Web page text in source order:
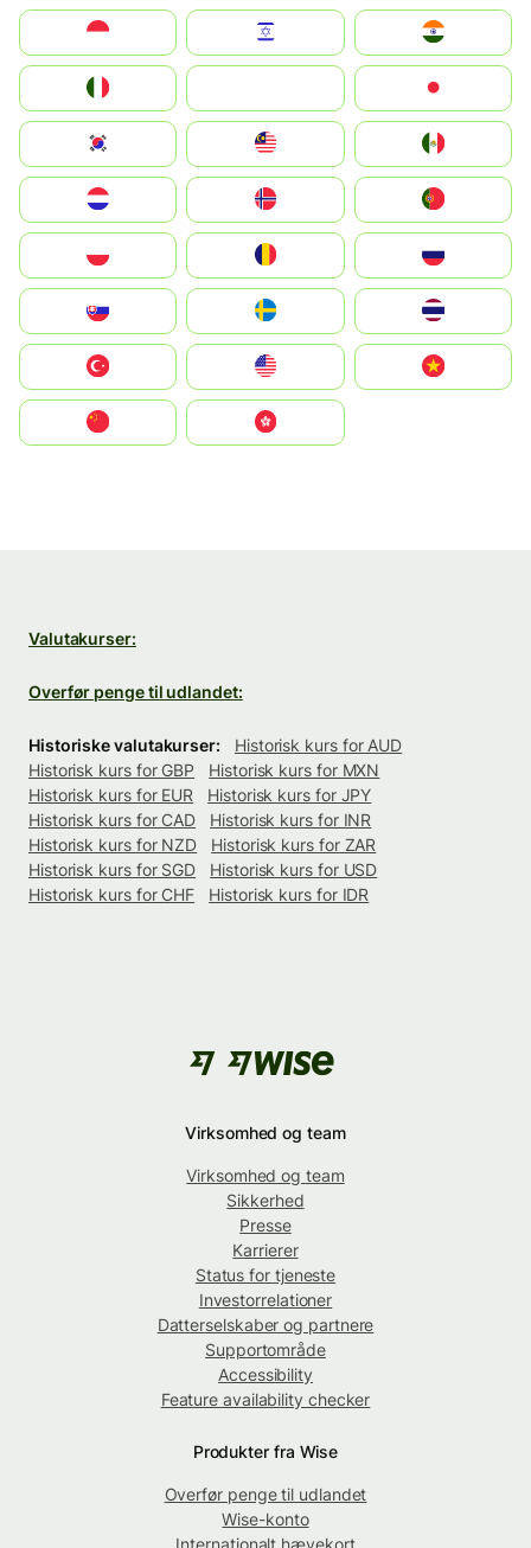
South Korea
United States
中國香港特別行政區
Valutakurser:
Overfør penge til udlandet:
Historiske valutakurser:
Historisk kurs for AUD
Historisk kurs for GBP
Historisk kurs for MXN
Historisk kurs for EUR
Historisk kurs for JPY
Historisk kurs for CAD
Historisk kurs for INR
Historisk kurs for NZD
Historisk kurs for ZAR
Historisk kurs for SGD
Historisk kurs for USD
Historisk kurs for CHF
Historisk kurs for IDR
Virksomhed og team
Virksomhed og team
Sikkerhed
Presse
Karrierer
Status for tjeneste
Investorrelationer
Datterselskaber og partnere
Supportområde
Accessibility
Feature availability checker
Produkter fra Wise
Overfør penge til udlandet
Wise-konto
Internationalt hævekort